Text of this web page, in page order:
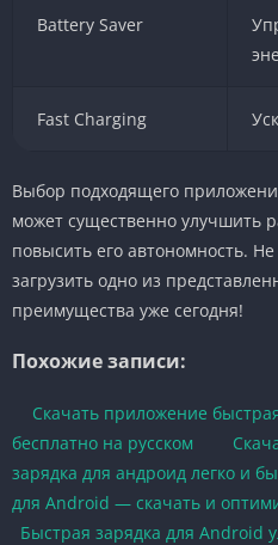
Battery Saver
Fast Charging
Выбор подходящего
может существенно улучшить
повысить его автономность.
загрузить одно из
преимущества уже сегодня!
Похожие записи:
Скачать приложение
бесплатно на русском
зарядка для андроид легко и
для Android — скачать и
Быстрая зарядка для Android